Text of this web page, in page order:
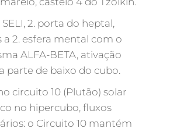
2. porta do heptal,
a 2. esfera mental com o
ALFA-BETA, ativação
parte de baixo do cubo.
circuito 10 (Plutão) solar
no hipercubo, fluxos
o Circuito 10 mantém